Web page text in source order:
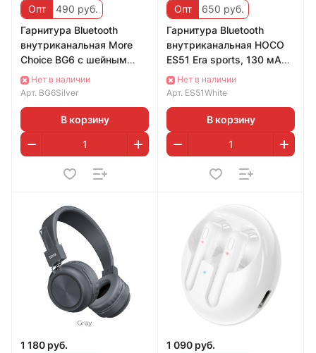
Опт
490 руб.
Гарнитура Bluetooth
внутриканальная More
Choice BG6 с шейным
шнурком + сумочка для
наушников (Silver
Нет в наличии
Арт. BG6Silver
В корзину
Опт
650 руб.
Гарнитура Bluetooth
внутриканальная HOCO
ES51 Era sports, 130 мАч,
белыйНет в наличии
Арт. ES51White
В корзину
1 180 руб.
1 090 руб.